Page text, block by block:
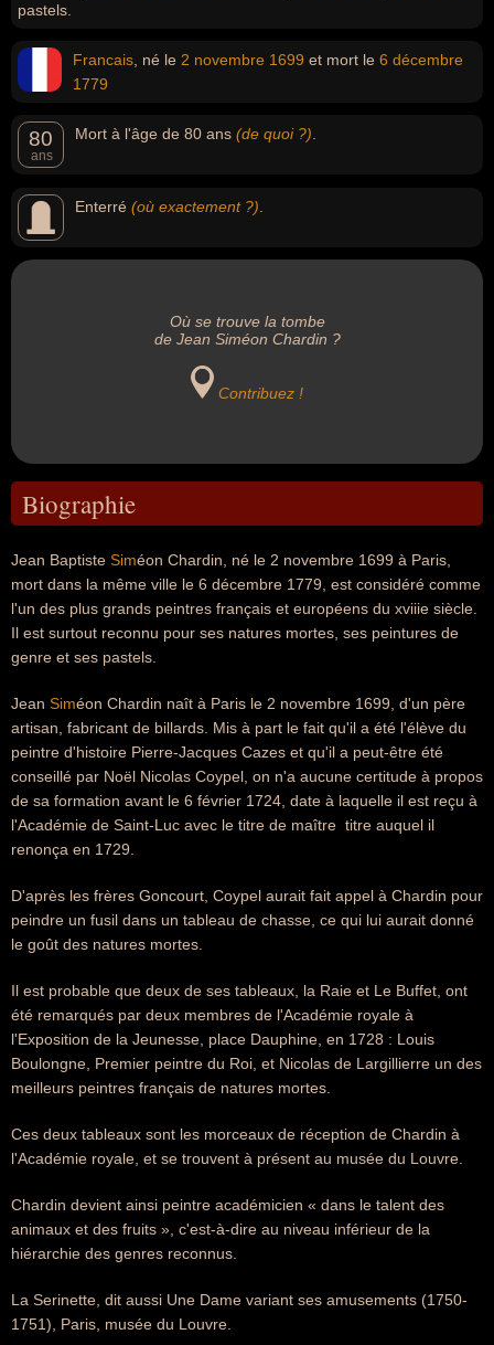
pastels.
Francais , né le 2 novembre 1699 et mort le 6 décembre
1779
80
ans
Mort à l'âge de 80 ans (de quoi ?)
Enterré (où exactement ?)
Où se trouve la tombe
de Jean Siméon Chardin ?
Contribuez !
Biographie
Jean Baptiste Siméon Chardin, né le 2 novembre 1699 à Paris,
mort dans la même ville le 6 décembre 1779, est considéré comme
l'un des plus grands peintres français et européens du xviiie siècle.
Il est surtout reconnu pour ses natures mortes, ses peintures de
genre et ses pastels.
Jean Siméon Chardin naît à Paris le 2 novembre 1699, d'un père
artisan, fabricant de billards. Mis à part le fait qu'il a été l'élève du
peintre d'histoire Pierre-Jacques Cazes et qu'il a peut-être été
conseillé par Noël Nicolas Coypel, on n'a aucune certitude à propos
de sa formation avant le 6 février 1724, date à laquelle il est reçu à
l'Académie de Saint-Luc avec le titre de maître  titre auquel il
renonça en 1729.
D'après les frères Goncourt, Coypel aurait fait appel à Chardin pour
peindre un fusil dans un tableau de chasse, ce qui lui aurait donné
le goût des natures mortes.
Il est probable que deux de ses tableaux, la Raie et Le Buffet, ont
été remarqués par deux membres de l'Académie royale à
l'Exposition de la Jeunesse, place Dauphine, en 1728 : Louis
Boulongne, Premier peintre du Roi, et Nicolas de Largillierre un des
meilleurs peintres français de natures mortes.
Ces deux tableaux sont les morceaux de réception de Chardin à
l'Académie royale, et se trouvent à présent au musée du Louvre.
Chardin devient ainsi peintre académicien « dans le talent des
animaux et des fruits », c'est-à-dire au niveau inférieur de la
hiérarchie des genres reconnus.
La Serinette, dit aussi Une Dame variant ses amusements (1750-
1751), Paris, musée du Louvre.